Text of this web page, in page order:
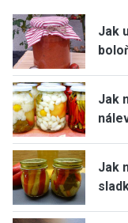
Jak
Jak
Jak